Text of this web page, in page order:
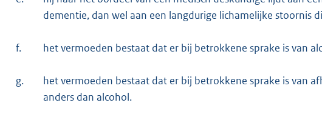
dementie, dan wel aan een langdurige lichamelijke stoornis
f. het vermoeden bestaat dat er bij betrokkene sprake is van
g.
het vermoeden bestaat dat er bij betrokkene sprake is van
anders dan alcohol.